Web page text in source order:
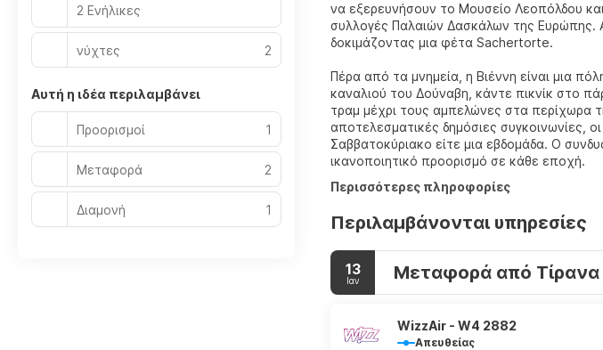
να εξερευνήσουν το Μουσείο Λεοπόλδου
συλλογές Παλαιών Δασκάλων της Ευρώπης.
δοκιμάζοντας μια φέτα Sachertorte.
Πέρα από τα μνημεία, η Βιέννη είναι μια
καναλιού του Δούναβη, κάντε πικνίκ στο
τραμ μέχρι τους αμπελώνες στα περίχωρα
αποτελεσματικές δημόσιες συγκοινωνίες,
Σαββατοκύριακο είτε μια εβδομάδα. Ο
ικανοποιητικό προορισμό σε κάθε εποχή.
Περισσότερες πληροφορίες
Περιλαμβάνονται υπηρεσίες
13
Ιαν Μεταφορά από Τίρανα
WizzAir - W4 2882
Απευθείας
2 Ενήλικες
νύχτες 2
Αυτή η ιδέα περιλαμβάνει
Προορισμοί 1
Μεταφορά 2
Διαμονή 1